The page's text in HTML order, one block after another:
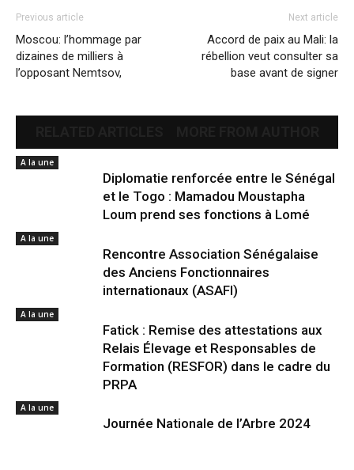
Previous article
Moscou: l’hommage par
dizaines de milliers à
l’opposant Nemtsov,
Next article
Accord de paix au Mali: la
rébellion veut consulter sa
base avant de signer
A la une
Diplomatie renforcée entre le Sénégal
et le Togo : Mamadou Moustapha
Loum prend ses fonctions à Lomé
A la une
Rencontre Association Sénégalaise
des Anciens Fonctionnaires
internationaux (ASAFI)
A la une
Fatick : Remise des attestations aux
Relais Élevage et Responsables de
Formation (RESFOR) dans le cadre du
PRPA
A la une
Journée Nationale de l’Arbre 2024